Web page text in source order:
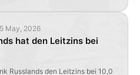
May, 2026
hat den Leitzins bei
Russlands den Leitzins bei 10,0